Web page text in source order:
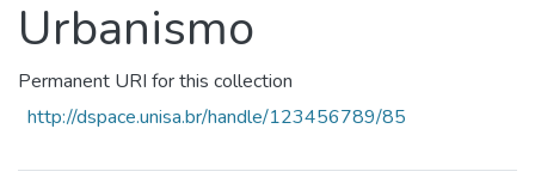
Library
Urbanismo
Permanent URI for this collection
http://dspace.unisa.br/handle/123456789/85